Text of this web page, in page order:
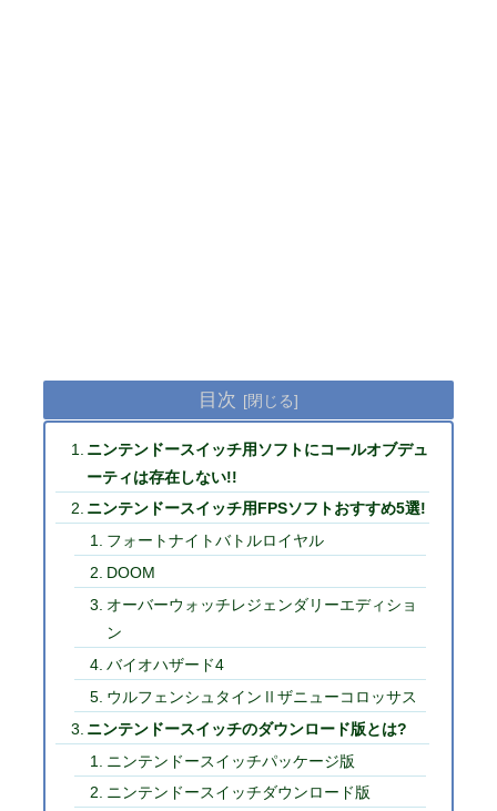
目次
ニンテンドースイッチ用ソフトにコールオブデュ
ーティは存在しない!!
ニンテンドースイッチ用FPSソフトおすすめ5選!
フォートナイトバトルロイヤル
DOOM
オーバーウォッチレジェンダリーエディショ
ン
バイオハザード4
ウルフェンシュタインⅡザニューコロッサス
ニンテンドースイッチのダウンロード版とは?
ニンテンドースイッチパッケージ版
ニンテンドースイッチダウンロード版